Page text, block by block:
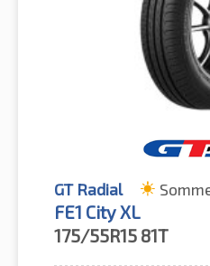
GT Radial
FE1 City XL
175/55R15 81T